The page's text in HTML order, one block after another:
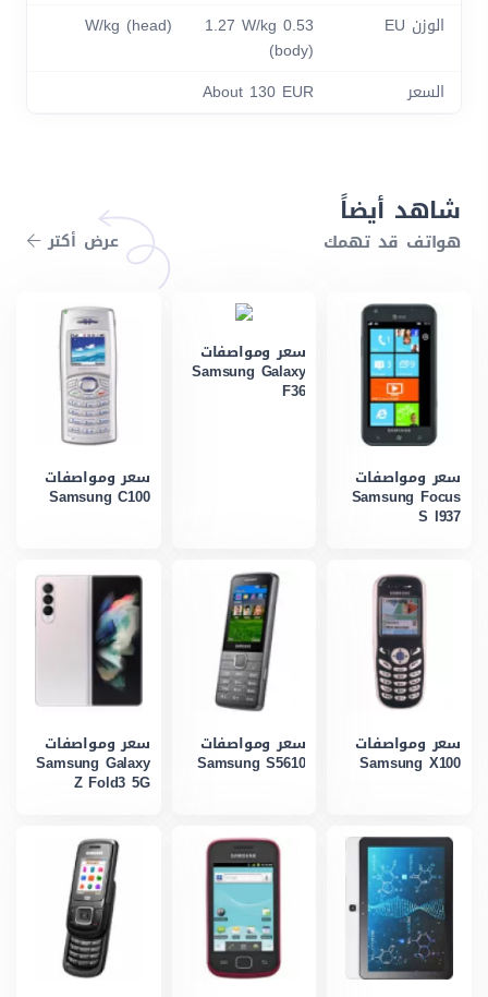
الوزن EU
0.53 W/kg (head) 1.27 W/kg
(body)
السعر
About 130 EUR
شاهد أيضاً
هواتف قد تهمك عرض أكتر
سعر ومواصفات
Samsung Focus
S I937
سعر ومواصفات
Samsung Galaxy
F36
سعر ومواصفات
Samsung C100
سعر ومواصفات
Samsung X100
سعر ومواصفات
Samsung S5610
سعر ومواصفات
Samsung Galaxy
Z Fold3 5G